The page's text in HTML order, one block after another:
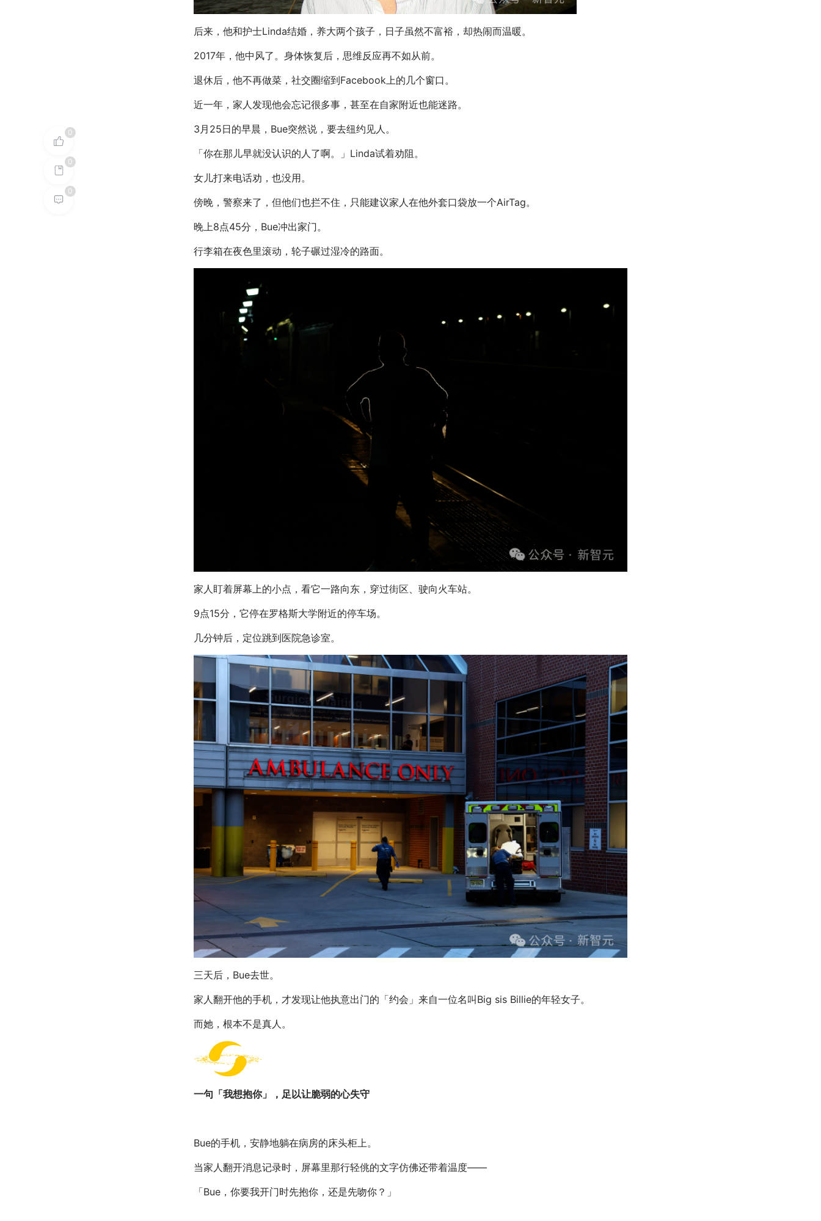
0
0
0
后来，他和护士Linda结婚，养大两个孩子，日子虽然不富裕，却热闹而温暖。
2017年，他中风了。身体恢复后，思维反应再不如从前。
退休后，他不再做菜，社交圈缩到Facebook上的几个窗口。
近一年，家人发现他会忘记很多事，甚至在自家附近也能迷路。
3月25日的早晨，Bue突然说，要去纽约见人。
「你在那儿早就没认识的人了啊。」Linda试着劝阻。
女儿打来电话劝，也没用。
傍晚，警察来了，但他们也拦不住，只能建议家人在他外套口袋放一个AirTag。
晚上8点45分，Bue冲出家门。
行李箱在夜色里滚动，轮子碾过湿冷的路面。
家人盯着屏幕上的小点，看它一路向东，穿过街区、驶向火车站。
9点15分，它停在罗格斯大学附近的停车场。
几分钟后，定位跳到医院急诊室。
三天后，Bue去世。
家人翻开他的手机，才发现让他执意出门的「约会」来自一位名叫Big sis Billie的年轻女子。
而她，根本不是真人。
一句「我想抱你」，足以让脆弱的心失守
Bue的手机，安静地躺在病房的床头柜上。
当家人翻开消息记录时，屏幕里那行轻佻的文字仿佛还带着温度——
「Bue，你要我开门时先抱你，还是先吻你？」